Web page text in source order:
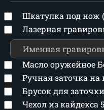
Шкатулка под нож
Лазерная
Масло оружейное
Ручная заточка на
Брусок для
Чехол из кайдекса